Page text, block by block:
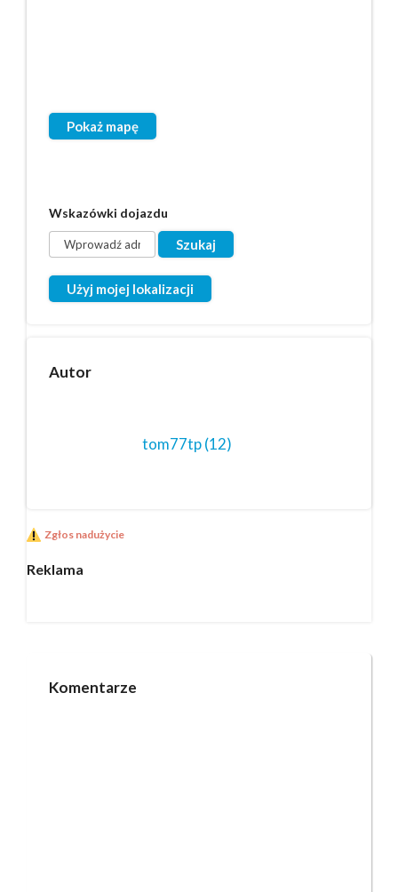
Pokaż mapę
Wskazówki dojazdu
Użyj mojej lokalizacji
Autor
tom77tp(12)
Zgłos nadużycie
Reklama
Komentarze